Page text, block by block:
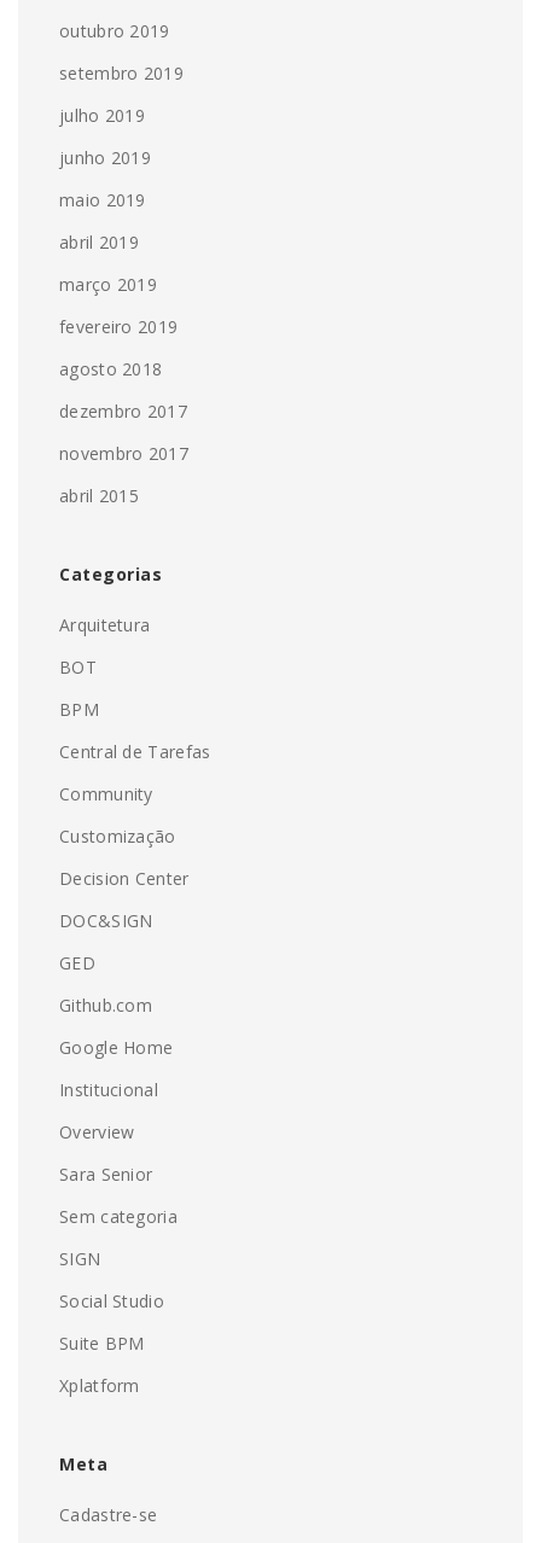
outubro 2019
setembro 2019
julho 2019
junho 2019
maio 2019
abril 2019
março 2019
fevereiro 2019
agosto 2018
dezembro 2017
novembro 2017
abril 2015
Categorias
Arquitetura
BOT
BPM
Central de Tarefas
Community
Customização
Decision Center
DOC&SIGN
GED
Github.com
Google Home
Institucional
Overview
Sara Senior
Sem categoria
SIGN
Social Studio
Suite BPM
Xplatform
Meta
Cadastre-se